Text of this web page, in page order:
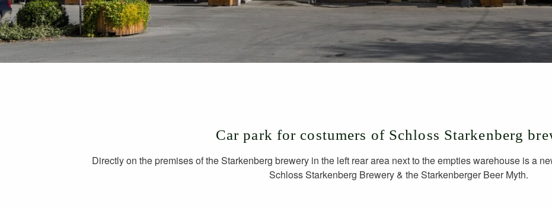
Car park for costumers of Schloss Starkenberg
Directly on the premises of the Starkenberg brewery in the left rear area next to the empties warehouse is a
Schloss Starkenberg Brewery & the Starkenberger Beer Myth.